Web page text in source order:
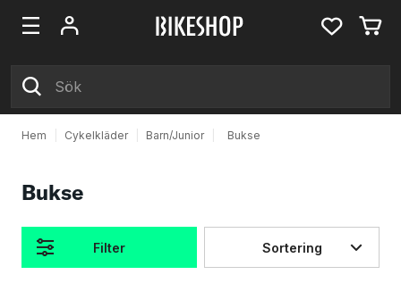
Hem Cykelkläder Barn/Junior Bukse
Bukse
Filter Sortering